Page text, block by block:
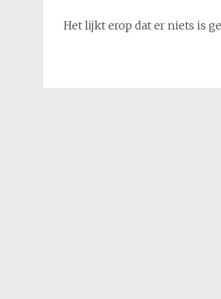
Het lijkt erop dat er niets is